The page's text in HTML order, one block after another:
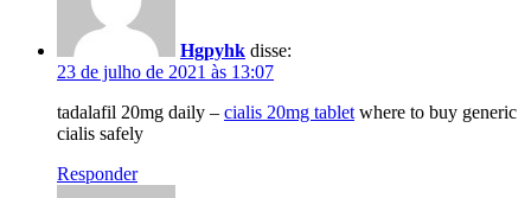
Hgpyhk disse:
23 de julho de 2021 às 13:07
tadalafil 20mg daily – cialis 20mg tablet where to buy generic
cialis safely
Responder